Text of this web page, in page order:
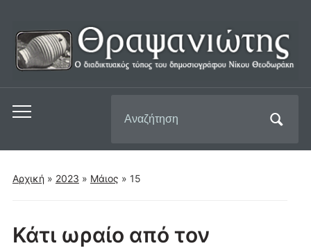
Εναλλαγή
μενού
για
για:
Αρχική » 2023 » Μάιος » 15
Κάτι ωραίο από τον